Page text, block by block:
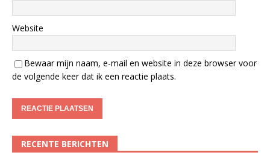
Website
Bewaar mijn naam, e-mail en website in deze browser voor
de volgende keer dat ik een reactie plaats.
RECENTE BERICHTEN